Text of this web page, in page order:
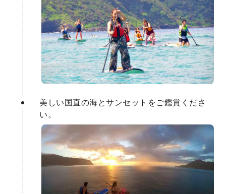
美しい国直の海とサンセットをご鑑賞くださ
い。